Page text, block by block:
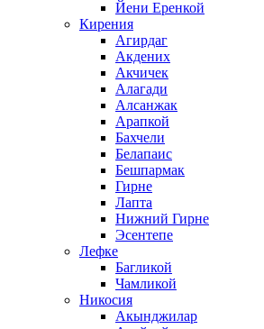
Йени Еренкой
Кирения
Агирдаг
Акдених
Акчичек
Алагади
Алсанжак
Арапкой
Бахчели
Белапаис
Бешпармак
Гирне
Лапта
Нижний Гирне
Эсентепе
Лефке
Багликой
Чамликой
Никосия
Акынджилар